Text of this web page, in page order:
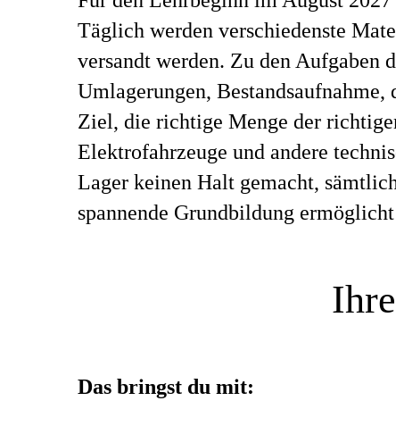
Täglich werden verschiedenste
versandt werden. Zu den Aufgaben
Umlagerungen,
Ziel, die richtige Menge der
Elektrofahrzeuge und andere
Lager keinen Halt gemacht,
spannende Grundbildung
Das bringst du mit: